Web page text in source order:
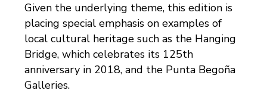
Given the underlying theme, this edition is
placing special emphasis on examples of
local cultural heritage such as the Hanging
Bridge, which celebrates its 125th
anniversary in 2018, and the Punta Begoña
Galleries.